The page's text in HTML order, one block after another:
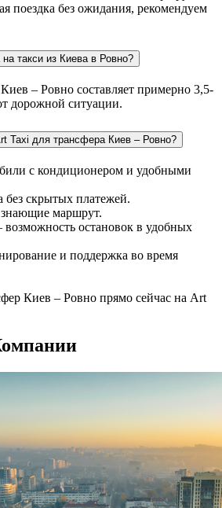
поездка без ожидания, рекомендуем
такси из Киева в Ровно?
– Ровно составляет примерно 3,5-
дорожной ситуации.
Taxi для трансфера Киев – Ровно?
с кондиционером и удобными
без скрытых платежей.
маршрут.
возможность остановок в удобных
и поддержка во время
Киев – Ровно прямо сейчас на Art